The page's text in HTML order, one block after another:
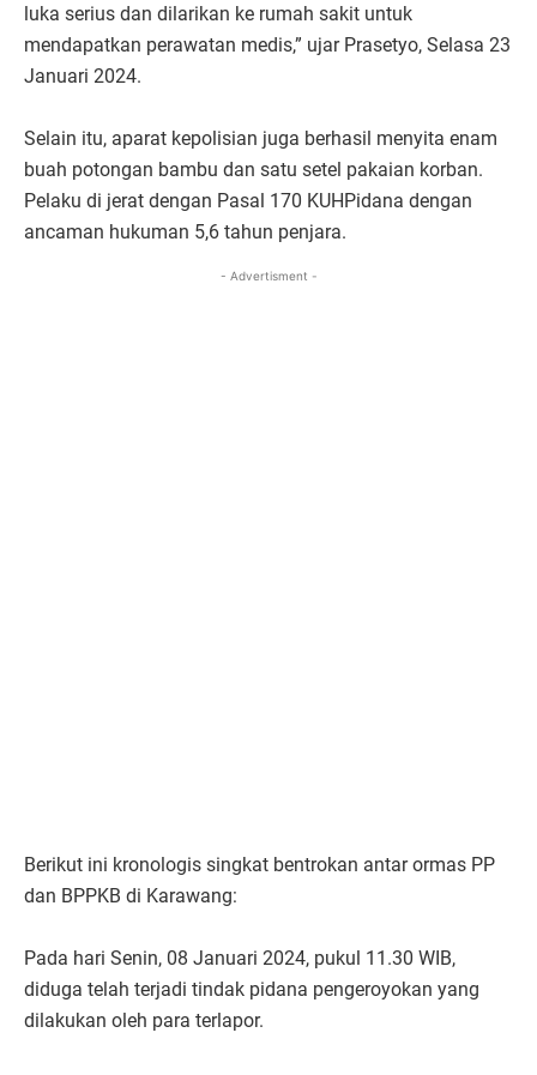
luka serius dan dilarikan ke rumah sakit untuk
mendapatkan perawatan medis,” ujar Prasetyo, Selasa 23
Januari 2024.
Selain itu, aparat kepolisian juga berhasil menyita enam
buah potongan bambu dan satu setel pakaian korban.
Pelaku di jerat dengan Pasal 170 KUHPidana dengan
ancaman hukuman 5,6 tahun penjara.
- Advertisment -
Berikut ini kronologis singkat bentrokan antar ormas PP
dan BPPKB di Karawang:
Pada hari Senin, 08 Januari 2024, pukul 11.30 WIB,
diduga telah terjadi tindak pidana pengeroyokan yang
dilakukan oleh para terlapor.